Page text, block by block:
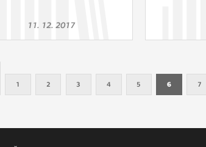
11. 12. 2017
1 2 3 4 5 6 7